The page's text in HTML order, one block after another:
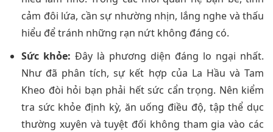
cảm đôi lứa, cần sự nhường nhịn, lắng nghe và thấu
hiểu để tránh những rạn nứt không đáng có.
Sức khỏe: Đây là phương diện đáng lo ngại nhất.
Như đã phân tích, sự kết hợp của La Hầu và Tam
Kheo đòi hỏi bạn phải hết sức cẩn trọng. Nên kiểm
tra sức khỏe định kỳ, ăn uống điều độ, tập thể dục
thường xuyên và tuyệt đối không tham gia vào các